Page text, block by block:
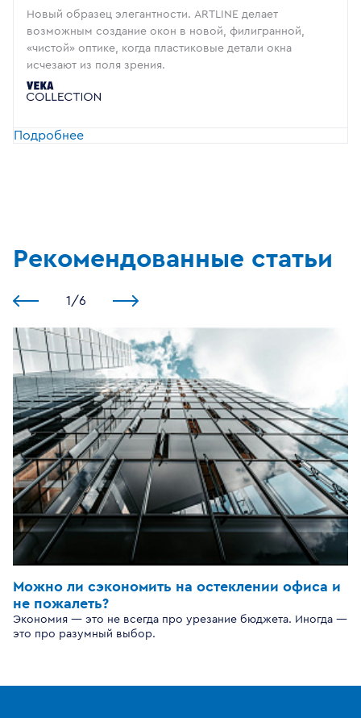
Новый образец элегантности. ARTLINE делает
возможным создание окон в новой, филигранной,
«чистой» оптике, когда пластиковые детали окна
исчезают из поля зрения.
Подробнее
Рекомендованные статьи
1 /6
Можно ли сэкономить на остеклении офиса и
не пожалеть?
Экономия — это не всегда про урезание бюджета. Иногда —
это про разумный выбор.